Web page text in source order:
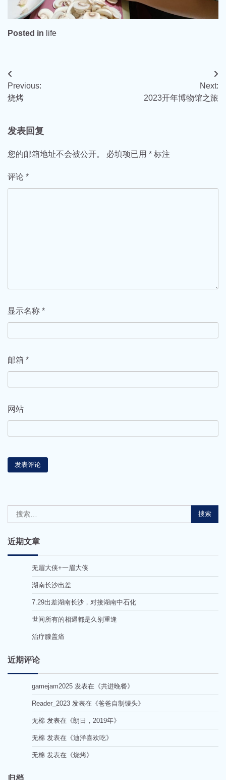
Posted in life
文
章
航
Previous:
烧烤
Next:
2023开年博物馆之旅
发表回复
您的邮箱地址不会被公开。 必填项已用 * 标注
评论 *
显示名称 *
邮箱 *
网站
索：
近期文章
无眉大侠+一眉大侠
湖南长沙出差
7.29出差湖南长沙，对接湖南中石化
世间所有的相遇都是久别重逢
治疗膝盖痛
近期评论
gamejam2025 发表在《共进晚餐》
Reader_2023 发表在《爸爸自制馒头》
无棉 发表在《朗日，2019年》
无棉 发表在《迪洋喜欢吃》
无棉 发表在《烧烤》
归档